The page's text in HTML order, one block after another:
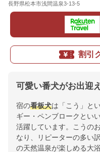
長野県松本市浅間温泉3-13-5
割引
可愛い番犬がお出迎
宿の看板犬は「こう」と
ギー・ペンブロークとい
活躍しています。こうの
なり、リピーターの多い
の天然温泉が楽しめる大